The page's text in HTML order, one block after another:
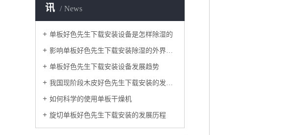
讯
News
单板好色先生下载安装设备是怎样除湿的
影响单板好色先生下载安装除湿的外界因素
单板好色先生下载安装设备发展趋势
我国现阶段木皮好色先生下载安装的发展形式状态
如何科学的使用单板干燥机
旋切单板好色先生下载安装的发展历程